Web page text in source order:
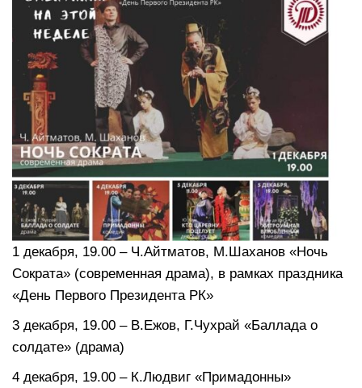
1 декабря, 19.00 – Ч.Айтматов, М.Шаханов «Ночь
Сократа» (современная драма), в рамках праздника
«День Первого Президента РК»
3 декабря, 19.00 – В.Ежов, Г.Чухрай «Баллада о
солдате» (драма)
4 декабря, 19.00 – К.Людвиг «Примадонны»